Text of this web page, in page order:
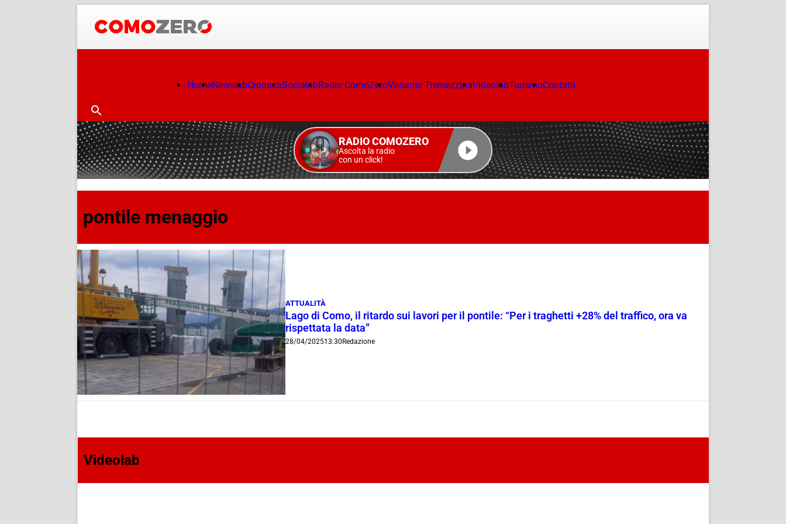
HomeNewslabCronacaSocialabRadio ComoZeroVariante TremezzinaVideolabTurismoContatti
RADIO COMOZERO
Ascolta la radio
con un click!
pontile menaggio
ATTUALITÀ
Lago di Como, il ritardo sui lavori per il pontile: “Per i traghetti +28% del traffico, ora va
rispettata la data”
28/04/202513:30Redazione
Videolab